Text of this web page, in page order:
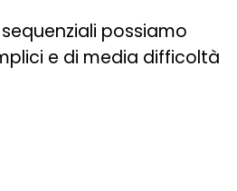
possiamo
e di media difficoltà